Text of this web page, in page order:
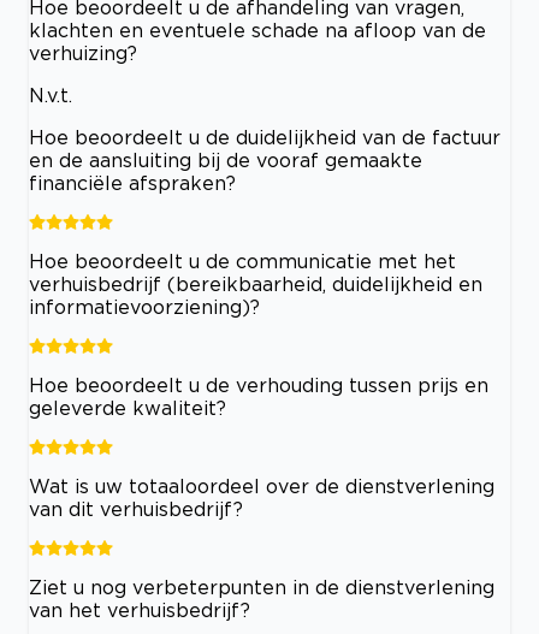
Hoe beoordeelt u de afhandeling van vragen,
klachten en eventuele schade na afloop van de
verhuizing?
N.v.t.
Hoe beoordeelt u de duidelijkheid van de factuur
en de aansluiting bij de vooraf gemaakte
financiële afspraken?
Hoe beoordeelt u de communicatie met het
verhuisbedrijf (bereikbaarheid, duidelijkheid en
informatievoorziening)?
Hoe beoordeelt u de verhouding tussen prijs en
geleverde kwaliteit?
Wat is uw totaaloordeel over de dienstverlening
van dit verhuisbedrijf?
Ziet u nog verbeterpunten in de dienstverlening
van het verhuisbedrijf?